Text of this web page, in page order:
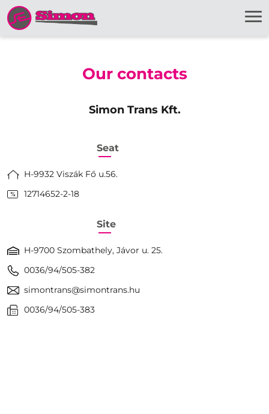
Our contacts
Simon Trans Kft.
Seat
H-9932 Viszák Fő u.56.
12714652-2-18
Site
H-9700 Szombathely, Jávor u. 25.
0036/94/505-382
simontrans@simontrans.hu
0036/94/505-383